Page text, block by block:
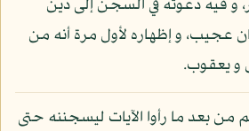
و فيه دعوته في السجن إلى دين
عجيب، و إظهاره لأول مرة أنه من
و يعقوب.
من بعد ما رأوا الآيات ليسجننه حتى